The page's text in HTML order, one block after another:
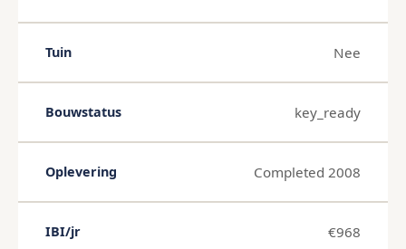
Tuin Nee
Bouwstatus key_ready
Oplevering Completed 2008
IBI/jr €968